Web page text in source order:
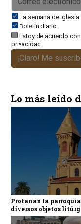
La semana de
Boletín diario
Estoy de acuerdo
privacidad
¡Claro! Me
Lo más leído
Profanan la
diversos objetos